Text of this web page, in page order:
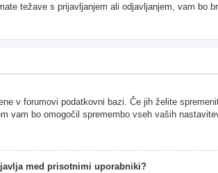
težave s prijavljanjem ali odjavljanjem, vam bo
v forumovi podatkovni bazi. Če jih želite
vam bo omogočil spremembo vseh vaših
med prisotnimi uporabniki?